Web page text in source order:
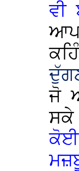
ਵੀ
ਜੋ
ਕੋਈ